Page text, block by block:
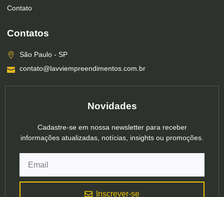
Contato
Contatos
São Paulo - SP
contato@lavviempreendimentos.com.br
Novidades
Cadastre-se em nossa newsletter para receber
informações atualizadas, notícias, insights ou promoções.
Inscrever-se